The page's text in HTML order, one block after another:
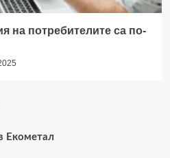
на потребителите са по-
Екометал